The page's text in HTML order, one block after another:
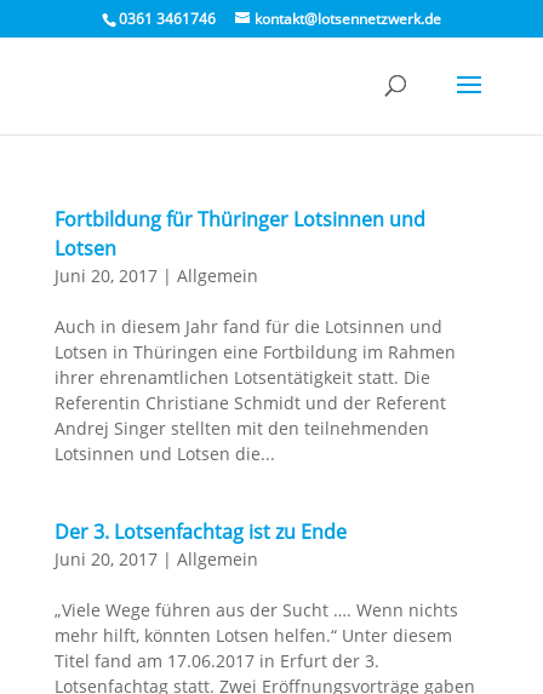
0361 3461746 kontakt@lotsennetzwerk.de
Fortbildung für Thüringer Lotsinnen und
Lotsen
Juni 20, 2017| Allgemein
Auch in diesem Jahr fand für die Lotsinnen und
Lotsen in Thüringen eine Fortbildung im Rahmen
ihrer ehrenamtlichen Lotsentätigkeit statt. Die
Referentin Christiane Schmidt und der Referent
Andrej Singer stellten mit den teilnehmenden
Lotsinnen und Lotsen die...
Der 3. Lotsenfachtag ist zu Ende
Juni 20, 2017| Allgemein
„Viele Wege führen aus der Sucht …. Wenn nichts
mehr hilft, könnten Lotsen helfen.“ Unter diesem
Titel fand am 17.06.2017 in Erfurt der 3.
Lotsenfachtag statt. Zwei Eröffnungsvorträge gaben